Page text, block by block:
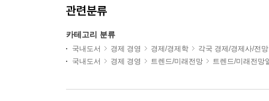
관련분류
카테고리 분류
국내도서 경제 경영 경제/경제학
각국 경제/경제사/전망
국내도서
경제 경영 트렌드/미래전망 트렌드/미래전망